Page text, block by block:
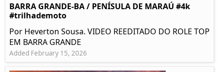
BARRA GRANDE-BA / PENÍSULA DE MARAÚ #4k
#trilhademoto
Por Heverton Sousa. VIDEO REEDITADO DO ROLE TOP
EM BARRA GRANDE
Added February 15, 2026